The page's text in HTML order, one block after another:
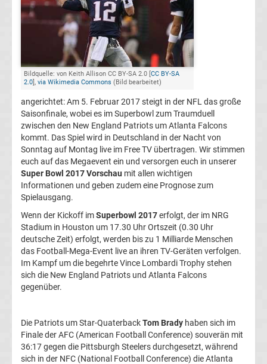
Ergebnisse
Liga
Ergebnisse
3.
Liga
Ergebnisse
3.
Tabelle
DFB-
Pokal
Bildquelle: von Keith Allison CC BY-SA 2.0 [CC BY-SA
2.0], via Wikimedia Commons (Bild bearbeitet)
angerichtet: Am 5. Februar 2017 steigt in der NFL das große
Saisonfinale, wobei es im Superbowl zum Traumduell
zwischen den New England Patriots um Atlanta Falcons
kommt. Das Spiel wird in Deutschland in der Nacht von
Sonntag auf Montag live im Free TV übertragen. Wir stimmen
euch auf das Megaevent ein und versorgen euch in unserer
Super Bowl 2017 Vorschau mit allen wichtigen
Informationen und geben zudem eine Prognose zum
Spielausgang.
Wenn der Kickoff imSuperbowl 2017erfolgt, der im NRG
Stadium in Houston um 17.30 Uhr Ortszeit (0.30 Uhr
deutsche Zeit) erfolgt, werden bis zu 1 Milliarde Menschen
das Football-Mega-Event live an ihren TV-Geräten verfolgen.
Im Kampf um die begehrte Vince Lombardi Trophy stehen
sich die New England Patriots und Atlanta Falcons
gegenüber.
Die Patriots um Star-QuaterbackTom Brady haben sich im
Finale der AFC (American Football Conference) souverän mit
36:17 gegen die Pittsburgh Steelers durchgesetzt, während
sich in der NFC (National Football Conference) die Atlanta